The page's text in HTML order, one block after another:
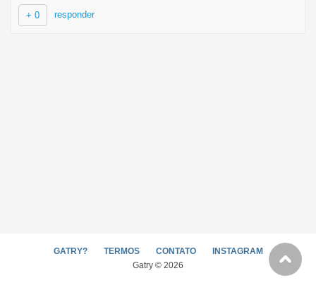
+ 0 responder
GATRY? TERMOS CONTATO
INSTAGRAM
Gatry © 2026